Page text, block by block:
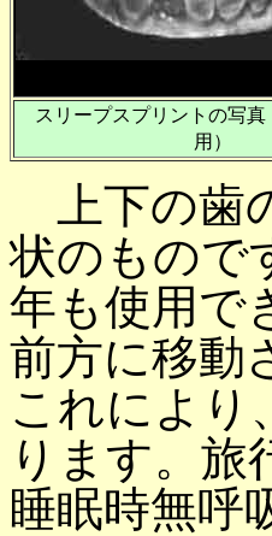
スリープスプリントの写真
用）
上下の
状のもので
年も使用で
前方に移動
これにより
ります。旅
睡眠時無呼